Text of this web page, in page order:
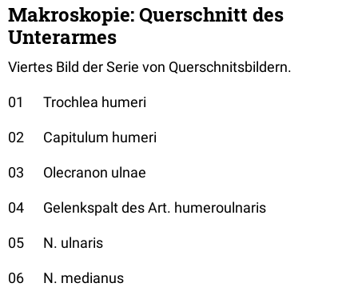
Makroskopie: Querschnitt des
Unterarmes
Viertes Bild der Serie von Querschnitsbildern.
01 Trochlea humeri
02 Capitulum humeri
03 Olecranon ulnae
04 Gelenkspalt des Art. humeroulnaris
05 N. ulnaris
06 N. medianus